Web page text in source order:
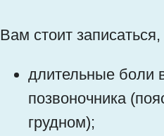
Вам стоит
длительные боли
позвоночника
грудном);